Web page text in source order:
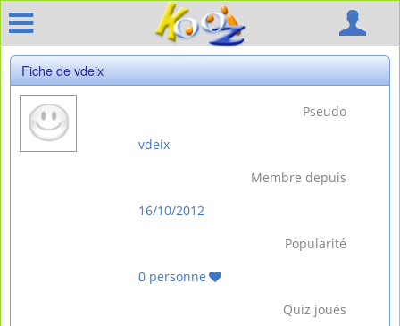
Fiche de vdeix
Pseudo
vdeix
Membre depuis
16/10/2012
Popularité
0 personne
Quiz joués